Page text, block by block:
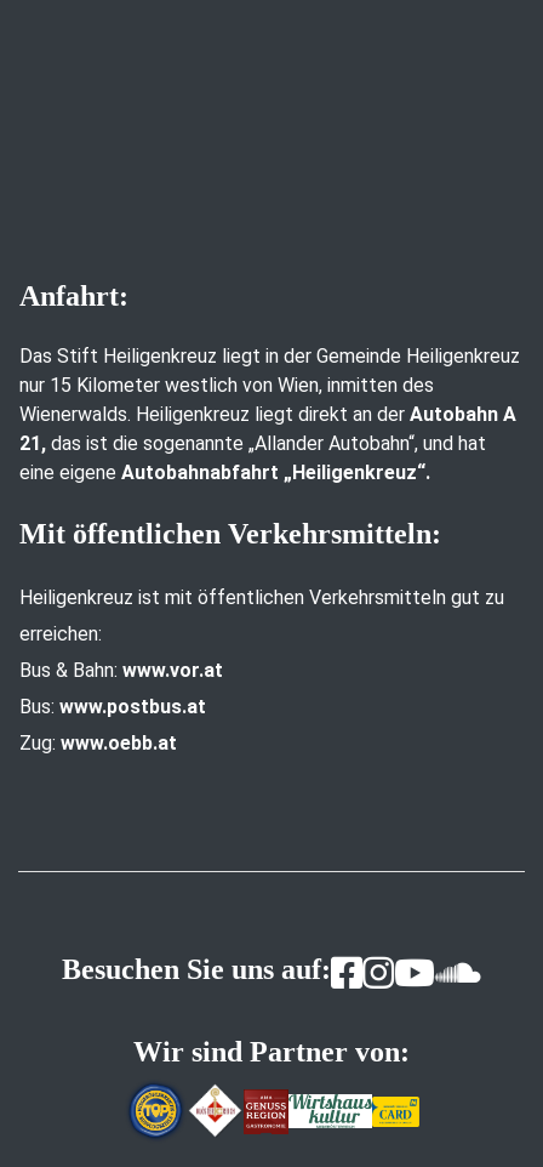
Anfahrt:
Das Stift Heiligenkreuz liegt in der Gemeinde Heiligenkreuz
nur 15 Kilometer westlich von Wien, inmitten des
Wienerwalds. Heiligenkreuz liegt direkt an der Autobahn A
21, das ist die sogenannte „Allander Autobahn“, und hat
eine eigene Autobahnabfahrt „Heiligenkreuz“.
Mit öffentlichen Verkehrsmitteln:
Heiligenkreuz ist mit öffentlichen Verkehrsmitteln gut zu
erreichen:
Bus & Bahn: www.vor.at
Bus: www.postbus.at
Zug: www.oebb.at
Besuchen Sie uns auf:
Wir sind Partner von: